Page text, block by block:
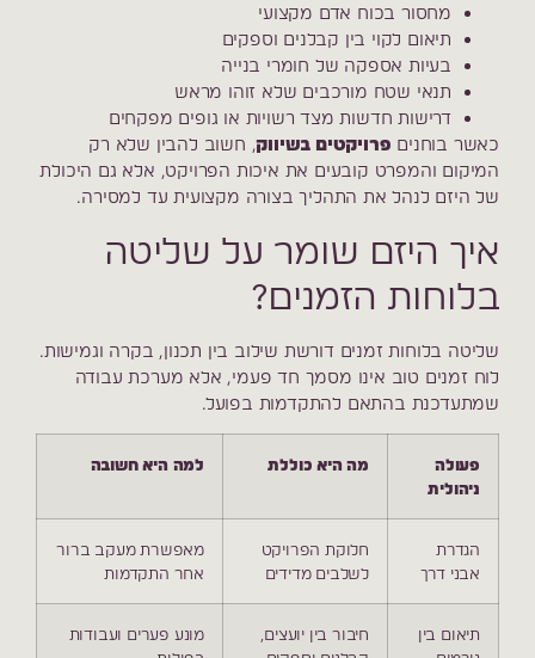
מחסור בכוח אדם מקצועי
תיאום לקוי בין קבלנים וספקים
בעיות אספקה של חומרי בנייה
תנאי שטח מורכבים שלא זוהו מראש
דרישות חדשות מצד רשויות או גופים מפקחים
כאשר בוחנים פרויקטים בשיווק, חשוב להבין שלא רק
המיקום והמפרט קובעים את איכות הפרויקט, אלא גם היכולת
של היזם לנהל את התהליך בצורה מקצועית עד למסירה.
איך היזם שומר על שליטה
בלוחות הזמנים?
שליטה בלוחות זמנים דורשת שילוב בין תכנון, בקרה וגמישות.
לוח זמנים טוב אינו מסמך חד פעמי, אלא מערכת עבודה
שמתעדכנת בהתאם להתקדמות בפועל.
פעולה
ניהולית
מה היא כוללת למה היא חשובה
הגדרת
אבני דרך
חלוקת הפרויקט
לשלבים מדידים
מאפשרת מעקב ברור
אחר התקדמות
תיאום בין
חיבור בין יועצים,
מונע פערים ועבודות